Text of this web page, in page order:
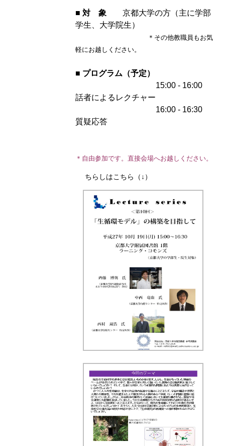
■ 対 象 京都大学の方（主に学部
学生、大学院生）
＊その他教職員もお気
軽にお越しください。
■ プログラム（予定）
15:00 - 16:00
話者によるレクチャー
16:00 - 16:30
質疑応答
＊自由参加です。直接会場へお越しください。
ちらしはこちら（↓）